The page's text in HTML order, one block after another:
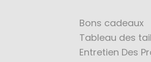
Bons cadeaux
Tableau des
Entretien Des